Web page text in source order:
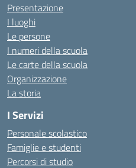
Presentazione
I luoghi
Le persone
I numeri della scuola
Le carte della scuola
Organizzazione
La storia
I Servizi
Personale scolastico
Famiglie e studenti
Percorsi di studio